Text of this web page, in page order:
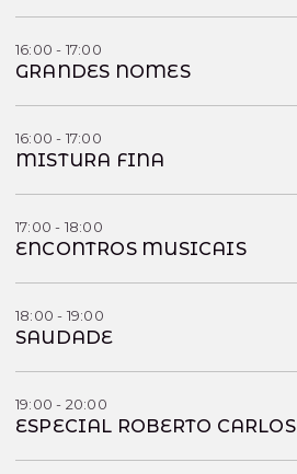
16:00 - 17:00
GRANDES NOMES
16:00 - 17:00
MISTURA FINA
17:00 - 18:00
ENCONTROS MUSICAIS
18:00 - 19:00
SAUDADE
19:00 - 20:00
ESPECIAL ROBERTO CARLOS